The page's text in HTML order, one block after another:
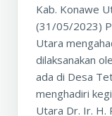
Kab. Konawe
(31/05/2023)
Utara
dilaksanakan
ada di Desa
menghadiri
Utara Dr. Ir. H.